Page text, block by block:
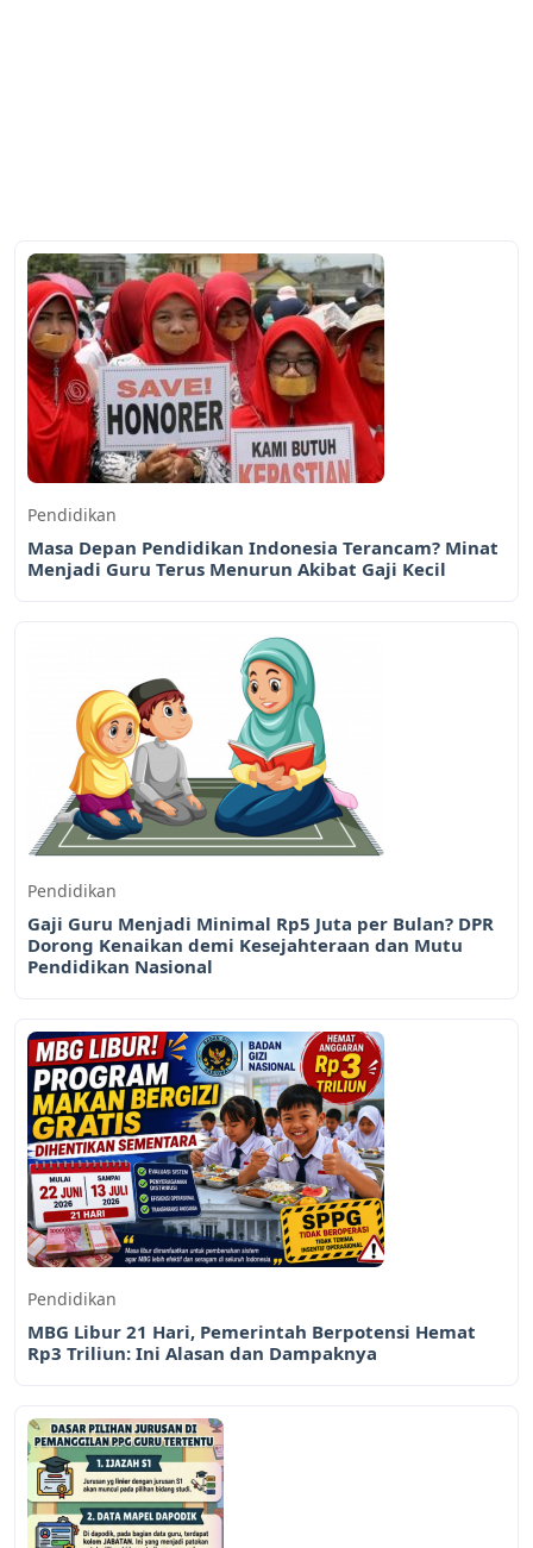
Pendidikan
Masa Depan Pendidikan Indonesia Terancam? Minat
Menjadi Guru Terus Menurun Akibat Gaji Kecil
Pendidikan
Gaji Guru Menjadi Minimal Rp5 Juta per Bulan? DPR
Dorong Kenaikan demi Kesejahteraan dan Mutu
Pendidikan Nasional
Pendidikan
MBG Libur 21 Hari, Pemerintah Berpotensi Hemat
Rp3 Triliun: Ini Alasan dan Dampaknya